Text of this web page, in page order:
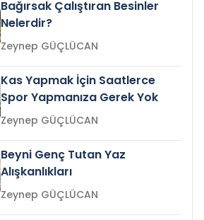
Bağırsak Çalıştıran Besinler
Nelerdir?
Zeynep GÜÇLÜCAN
Kas Yapmak İçin Saatlerce
Spor Yapmanıza Gerek Yok
Zeynep GÜÇLÜCAN
Beyni Genç Tutan Yaz
Alışkanlıkları
Zeynep GÜÇLÜCAN